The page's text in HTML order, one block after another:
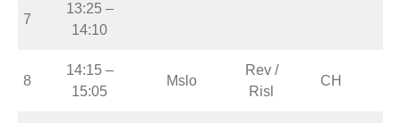
7
13:25 –
14:10
8
14:15 –
15:05
Mslo
Rev /
Risl
CH